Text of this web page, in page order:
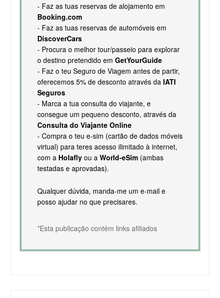
- Faz as tuas reservas de alojamento em
Booking.com
- Faz as tuas reservas de automóveis em
DiscoverCars
- Procura o melhor tour/passeio para explorar
o destino pretendido em GetYourGuide
- Faz o teu Seguro de Viagem antes de partir,
oferecemos 5% de desconto através da IATI
Seguros
- Marca a tua consulta do viajante, e
consegue um pequeno desconto, através da
Consulta do Viajante Online
- Compra o teu e-sim (cartão de dados móveis
virtual) para teres acesso ilimitado à internet,
com a Holaflyou a World-eSim(ambas
testadas e aprovadas).
Qualquer dúvida, manda-me um e-mail e
posso ajudar no que precisares.
*Esta publicação contém links afiliados